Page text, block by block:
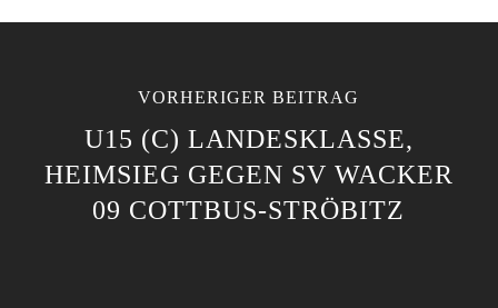
VORHERIGER BEITRAG
U15 (C) LANDESKLASSE,
HEIMSIEG GEGEN SV WACKER
09 COTTBUS-STRÖBITZ